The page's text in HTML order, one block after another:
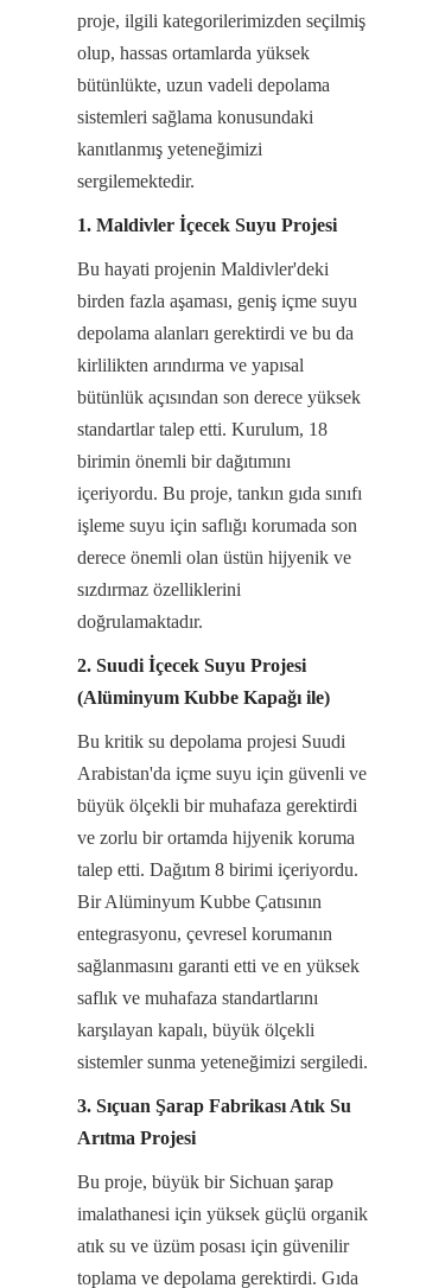
proje, ilgili kategorilerimizden seçilmiş
olup, hassas ortamlarda yüksek
bütünlükte, uzun vadeli depolama
sistemleri sağlama konusundaki
kanıtlanmış yeteneğimizi
sergilemektedir.
1. Maldivler İçecek Suyu Projesi
Bu hayati projenin Maldivler'deki
birden fazla aşaması, geniş içme suyu
depolama alanları gerektirdi ve bu da
kirlilikten arındırma ve yapısal
bütünlük açısından son derece yüksek
standartlar talep etti. Kurulum, 18
birimin önemli bir dağıtımını
içeriyordu. Bu proje, tankın gıda sınıfı
işleme suyu için saflığı korumada son
derece önemli olan üstün hijyenik ve
sızdırmaz özelliklerini
doğrulamaktadır.
2. Suudi İçecek Suyu Projesi
(Alüminyum Kubbe Kapağı ile)
Bu kritik su depolama projesi Suudi
Arabistan'da içme suyu için güvenli ve
büyük ölçekli bir muhafaza gerektirdi
ve zorlu bir ortamda hijyenik koruma
talep etti. Dağıtım 8 birimi içeriyordu.
Bir Alüminyum Kubbe Çatısının
entegrasyonu, çevresel korumanın
sağlanmasını garanti etti ve en yüksek
saflık ve muhafaza standartlarını
karşılayan kapalı, büyük ölçekli
sistemler sunma yeteneğimizi sergiledi.
3. Sıçuan Şarap Fabrikası Atık Su
Arıtma Projesi
Bu proje, büyük bir Sichuan şarap
imalathanesi için yüksek güçlü organik
atık su ve üzüm posası için güvenilir
toplama ve depolama gerektirdi. Gıda